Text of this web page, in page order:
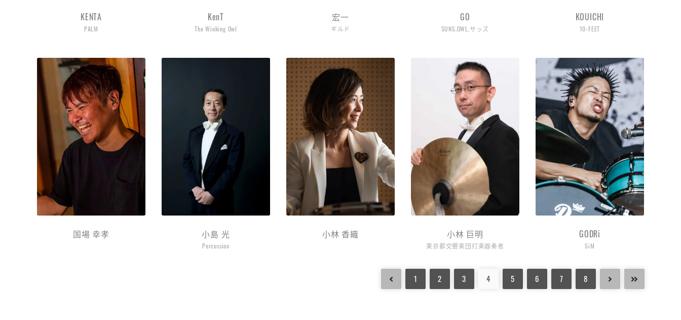
KENTA
PALM
KenT
The Winking Owl
宏一
ギルド
GO
SUNS,OWL,サッズ
KOUICHI
10-FEET
国場 幸孝 小島 光
Percussion
小林 香織 小林 巨明
東京都交響楽団打楽器奏者
GODRi
SiM
1 2 3 4 5 6 7 8